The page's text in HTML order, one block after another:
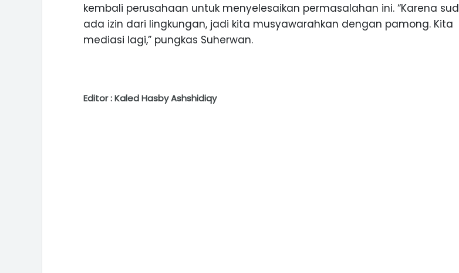
kembali perusahaan untuk menyelesaikan permasalahan ini. “Karena
ada izin dari lingkungan, jadi kita musyawarahkan dengan pamong. Kita
mediasi lagi,” pungkas Suherwan.
Editor : Kaled Hasby Ashshidiqy